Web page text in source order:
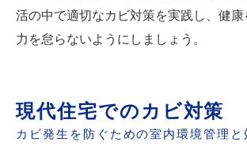
活の中で適切なカビ対策を実践し、健
力を怠らないようにしましょう。
現代住宅でのカビ対策
カビ発生を防ぐための室内環境管理